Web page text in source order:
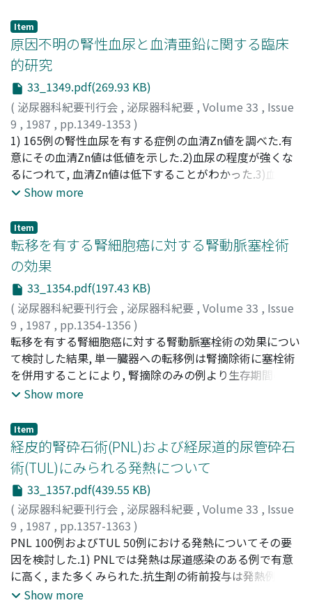
血流が有意に減少し(p<0.01), 腎皮質血流量は若干増加し
た.このときの平均動脈圧は腎灌流圧の自己調節領域下限
であった.3)腎組織のATP値はA群(完全脱水2日間)で低下
し, B(同4日間)・C(同5日間)群で若干増加したが, 腎組織の
EC (Energy charge)は正常に保たれていた
Item
原因不明の腎性血尿と血清亜鉛に関する臨床
的研究
33_1349.pdf(269.93 KB)
( 泌尿器科紀要刊行会 , 泌尿器科紀要 , Volume 33 , Issue
9 , 1987 , pp.1349-1353 )
細川, 進一;HOSOKAWA, Shinichi
1) 165例の腎性血尿を有する症例の血清Zn値を調べた.有
意にその血清Zn値は低値を示した.2)血尿の程度が強くな
るにつれて, 血清Zn値は低下することがわかった.3)血清Zn
値は本症の病状の進行の程度を示すものと考えられる.4)
は腎生検をすべきである.5)本症では血清Zn値は治療効果
を検討するひとつのmarkerとしても使用できる
Show more
Item
転移を有する腎細胞癌に対する腎動脈塞栓術
の効果
33_1354.pdf(197.43 KB)
( 泌尿器科紀要刊行会 , 泌尿器科紀要 , Volume 33 , Issue
9 , 1987 , pp.1354-1356 )
増田, 富士男;仲田, 淨治郎;高坂, 哲;菱沼, 秀雄;MASUDA,
Fujio;NAKADA, Jojiro;TAKASAKA, Satoshi;HISHINUMA,
Hideo
転移を有する腎細胞癌に対する腎動脈塞栓術の効果につい
て検討した結果, 単一臓器への転移例は腎摘除術に塞栓術
を併用することにより, 腎摘除のみの例より生存期間の延
長がみられた.しかし, 多臓器への転移例は腎動脈塞栓術を
長は期待できない
Show more
Item
経皮的腎砕石術(PNL)および経尿道的尿管砕石
術(TUL)にみられる発熱について
33_1357.pdf(439.55 KB)
( 泌尿器科紀要刊行会 , 泌尿器科紀要 , Volume 33 , Issue
9 , 1987 , pp.1357-1363 )
竹内, 秀雄;上田, 眞;野々村, 光生;飛田, 収一;大石, 賢二;
東, 義人;岡田, 裕作;川村, 寿一;吉田, 修;TAKEUCHI,
Hideo ; UEDA, Makoto;NONOMURA, Mitsuo;HIDA,
Shuichi; OISHI, Kenji
PNL 100例およびTUL 50例における発熱についてその要
因を検討した.1) PNLでは発熱は尿道感染のある例で有意
に高く, また多くみられた.抗生剤の術前投与は発熱例をや
や少なくするが, 発熱程度には差がみられなかった.また,
Show more